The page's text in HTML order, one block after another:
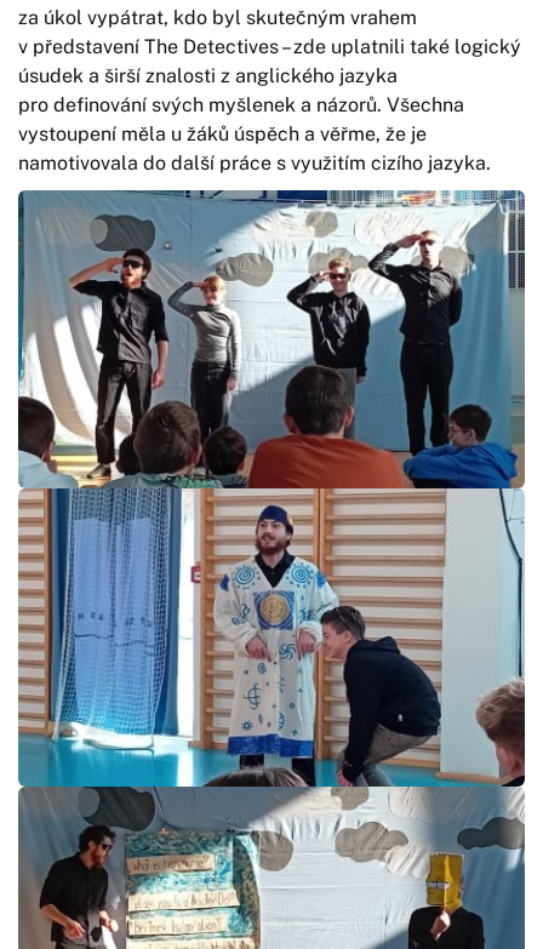
za úkol vypátrat, kdo byl skutečným vrahem
v představení The Detectives – zde uplatnili také logický
úsudek a širší znalosti z anglického jazyka
pro definování svých myšlenek a názorů. Všechna
vystoupení měla u žáků úspěch a věřme, že je
namotivovala do další práce s využitím cizího jazyka.